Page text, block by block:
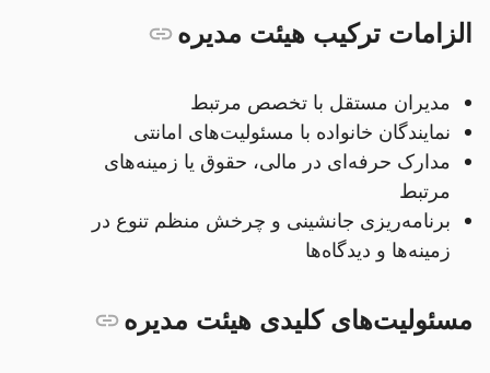
الزامات ترکیب هیئت مدیره
مدیران مستقل با تخصص مرتبط
نمایندگان خانواده با مسئولیت‌های امانتی
مدارک حرفه‌ای در مالی، حقوق یا زمینه‌های
مرتبط
برنامه‌ریزی جانشینی و چرخش منظم تنوع در
زمینه‌ها و دیدگاه‌ها
مسئولیت‌های کلیدی هیئت مدیره